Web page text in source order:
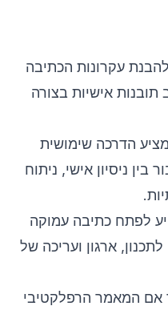
עקרונות הכתיבה
תובנות אישיות בצורה
הדרכה שימושית
ניסיון אישי, ניתוח
לפתח כתיבה עמוקה
ארגון ועריכה של
אם המאמר הרפלקטיבי